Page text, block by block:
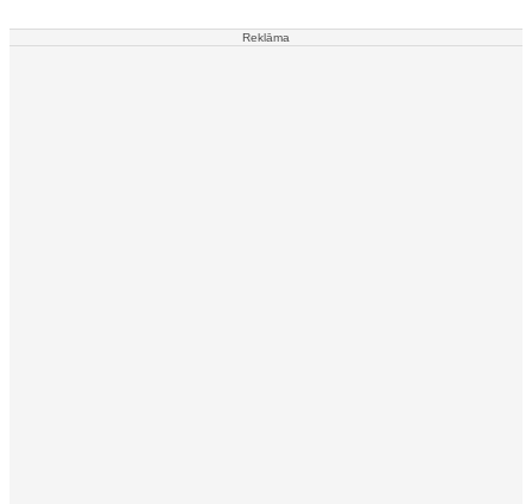
Reklāma